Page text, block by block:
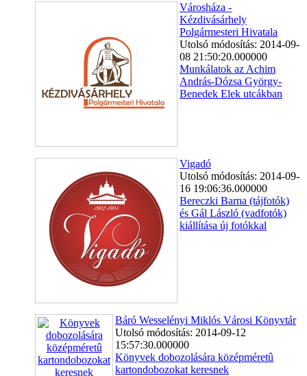
Városháza -
Kézdivásárhely
Polgármesteri Hivatala
Utolsó módosítás: 2014-09-
08 21:50:20.000000
Munkálatok az Achim
András-Dózsa György-
Benedek Elek utcákban
Vigadó
Utolsó módosítás: 2014-09-
16 19:06:36.000000
Bereczki Barna (tájfotók)
és Gál László (vadfotók)
kiállítása új fotókkal
Báró Wesselényi Miklós Városi Könyvtár
Utolsó módosítás: 2014-09-12
15:57:30.000000
Könyvek dobozolására középméretû
kartondobozokat keresnek